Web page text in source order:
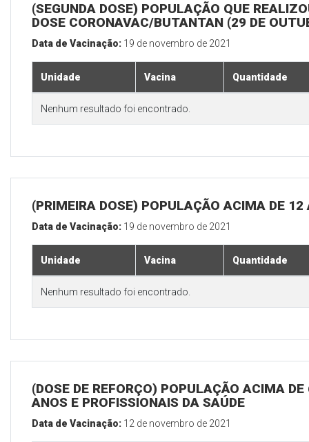
(SEGUNDA DOSE) POPULAÇÃO QUE
DOSE CORONAVAC/BUTANTAN (29 DE
Data de Vacinação: 19 de novembro de 2021
Unidade Vacina Quantidade
Nenhum resultado foi encontrado.
(PRIMEIRA DOSE) POPULAÇÃO ACIMA DE 12
Data de Vacinação: 19 de novembro de 2021
Unidade Vacina Quantidade
Nenhum resultado foi encontrado.
(DOSE DE REFORÇO) POPULAÇÃO ACIMA DE
ANOS E PROFISSIONAIS DA SAÚDE
Data de Vacinação: 12 de novembro de 2021